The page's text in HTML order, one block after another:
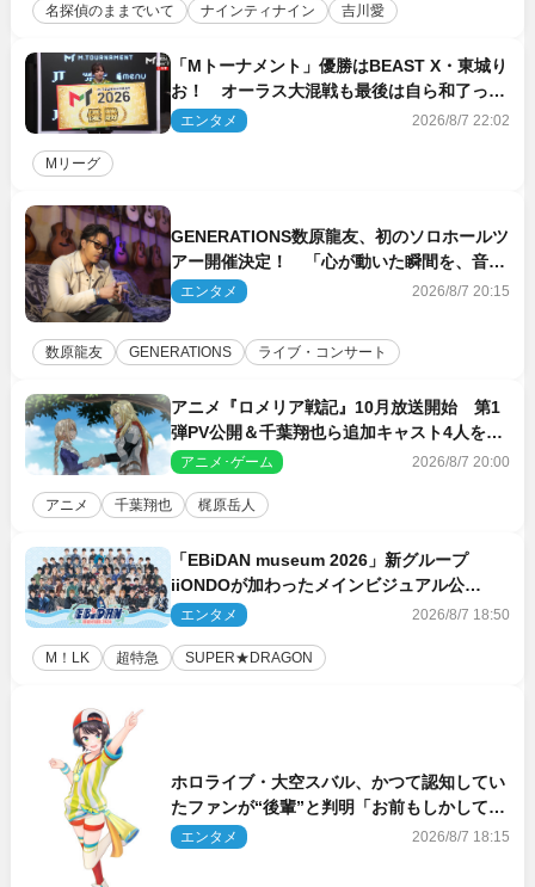
名探偵のままでいて ナインティナイン 吉川愛
「Mトーナメント」優勝はBEAST X・東城り
お！ オーラス大混戦も最後は自ら和了って
幕引き
エンタメ 2026/8/7 22:02
Mリーグ
GENERATIONS数原龍友、初のソロホールツ
アー開催決定！ 「心が動いた瞬間を、音に
乗せてお届けできれば」
エンタメ 2026/8/7 20:15
数原龍友 GENERATIONS ライブ・コンサート
アニメ『ロメリア戦記』10月放送開始 第1
弾PV公開＆千葉翔也ら追加キャスト4人を発
表アニメ･ゲーム 2026/8/7 20:00
アニメ 千葉翔也 梶原岳人
「EBiDAN museum 2026」新グループ
iiONDOが加わったメインビジュアル公
開！ 開催記念グッズラインナップも
エンタメ 2026/8/7 18:50
M！LK 超特急 SUPER★DRAGON
ホロライブ・大空スバル、かつて認知してい
たファンが“後輩”と判明「お前もしかしてあ
のときの？」
エンタメ 2026/8/7 18:15